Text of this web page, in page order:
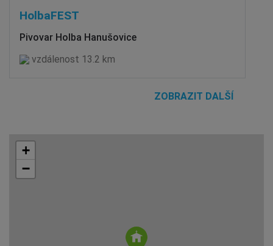
HolbaFEST
Pivovar Holba Hanušovice
vzdálenost 13.2 km
ZOBRAZIT DALŠÍ
+
−